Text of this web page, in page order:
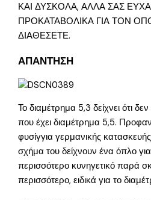
ΚΑΙ ΔΥΣΚΟΛΑ, ΑΛΛΑ ΣΑΣ
ΠΡΟΚΑΤΑΒΟΛΙΚΑ ΓΙΑ ΤΟΝ
ΔΙΑΘΕΣΕΤΕ.
ΑΠΑΝΤΗΣΗ
Το διαμέτρημα 5,3 δείχνει ότι
που έχει διαμέτρημα 5,5.
φυσίγγια γερμανικής
σχήμα του δείχνουν ένα όπλο
περισσότερο κυνηγετικό παρά
περισσότερο, ειδικά για το